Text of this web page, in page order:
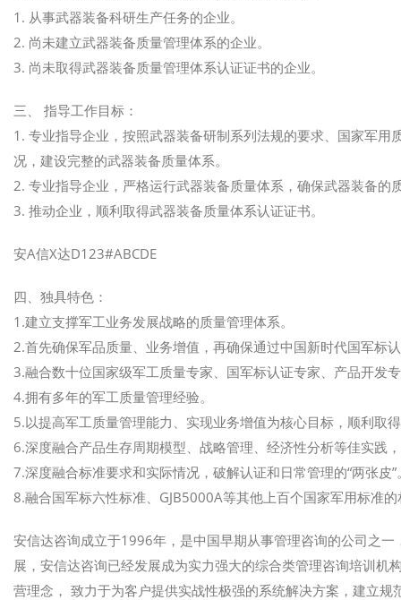
1. 从事武器装备科研生产任务的企业。
2. 尚未建立武器装备质量管理体系的企业。
3. 尚未取得武器装备质量管理体系认证证书的企业。
三、 指导工作目标：
1. 专业指导企业，按照武器装备研制系列法规的要求、国家军
况，建设完整的武器装备质量体系。
2. 专业指导企业，严格运行武器装备质量体系，确保武器装备的
3. 推动企业，顺利取得武器装备质量体系认证证书。
安A信X达D123#ABCDE
四、独具特色：
1.建立支撑军工业务发展战略的质量管理体系。
2.首先确保军品质量、业务增值，再确保通过中国新时代国军标
3.融合数十位国家级军工质量专家、国军标认证专家、产品开发
4.拥有多年的军工质量管理经验。
5.以提高军工质量管理能力、实现业务增值为核心目标，顺利取
6.深度融合产品生存周期模型、战略管理、经济性分析等佳实践
7.深度融合标准要求和实际情况，破解认证和日常管理的“两张皮”
8.融合国军标六性标准、GJB5000A等其他上百个国家军用标准
安信达咨询成立于1996年，是中国早期从事管理咨询的公司之
展，安信达咨询已经发展成为实力强大的综合类管理咨询培训机
营理念， 致力于为客户提供实战性极强的系统解决方案，建立